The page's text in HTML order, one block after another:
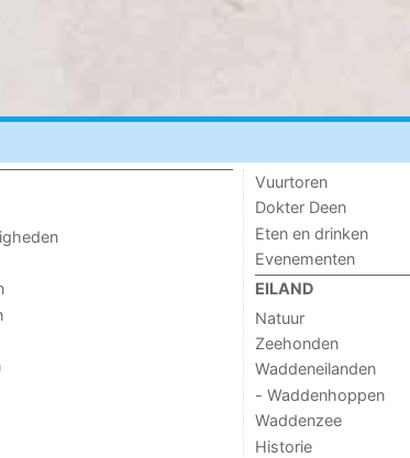
Vuurtoren
Dokter Deen
Eten en drinken
Evenementen
EILAND
Natuur
Zeehonden
Waddeneilanden
- Waddenhoppen
Waddenzee
Historie